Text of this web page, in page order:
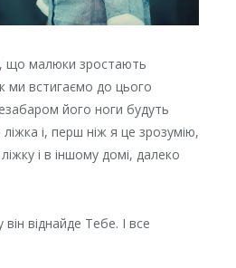
що малюки зростають
ми встигаємо до цього
його ноги будуть
і, перш ніж я це зрозумію,
і в іншому домі, далеко
віднайде Тебе. І все